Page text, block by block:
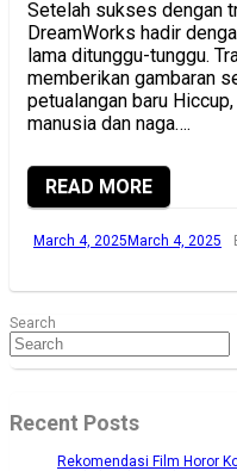
Setelah sukses dengan
DreamWorks hadir
lama ditunggu-tunggu.
memberikan gambaran
petualangan baru
manusia dan naga….
READ MORE
March 4, 2025March 4, 2025
Search
Recent Posts
Rekomendasi Film Horor